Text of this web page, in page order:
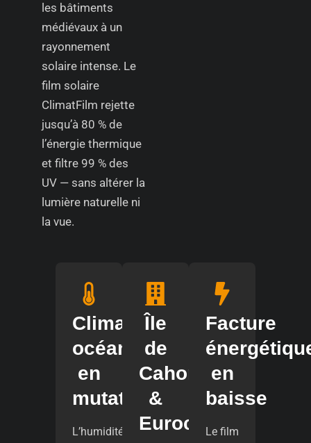
les bâtiments
médiévaux à un
rayonnement
solaire intense. Le
film solaire
ClimatFilm rejette
jusqu’à 80 % de
l’énergie thermique
et filtre 99 % des
UV — sans altérer la
lumière naturelle ni
la vue.
Climat
océanique
en
mutation
L’humidité
Île
de
Cahors
&
Eurocahors
Facture
en
baisse
Le film